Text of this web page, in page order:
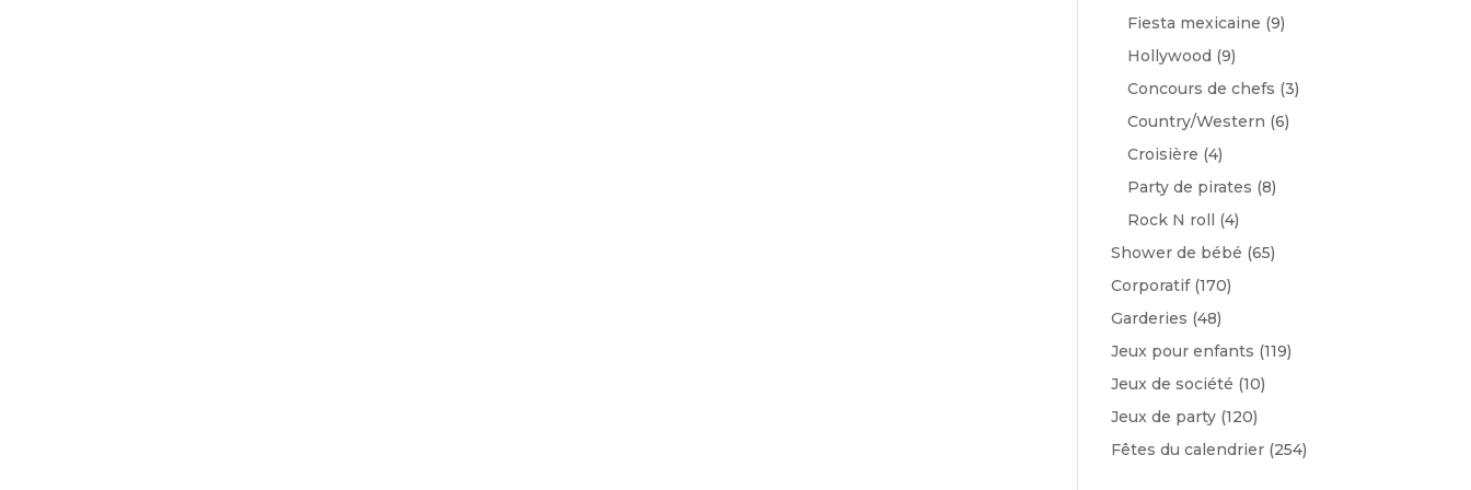
Fiesta mexicaine (9)
Hollywood (9)
Concours de chefs (3)
Country/Western (6)
Croisière (4)
Party de pirates (8)
Rock N roll (4)
Shower de bébé (65)
Corporatif (170)
Garderies (48)
Jeux pour enfants (119)
Jeux de société (10)
Jeux de party (120)
Fêtes du calendrier (254)